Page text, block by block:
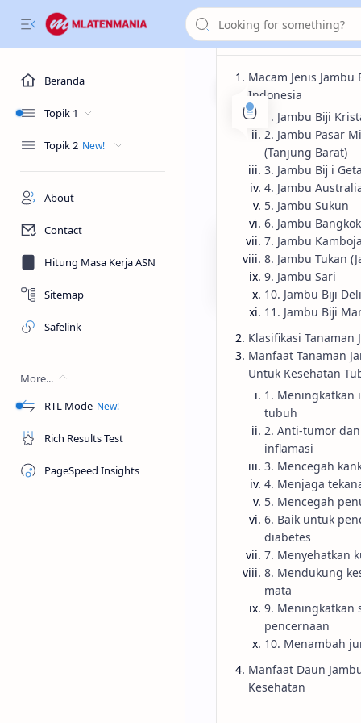
Beranda
Topik 1
Topik 2
About
Contact
Hitung Masa Kerja ASN
Sitemap
Safelink
More...
RTL Mode
Rich Results Test
PageSpeed Insights
Beranda Informasi
Mengenal Lebih Dekat
MlatenMania.com -
tanaman tropis yang
memiliki buah
rasanya asam-manis.
Macam Jenis Jambu
Indonesia
1. Jambu Bĳi
2. Jambu Pasar
(Tanjung Barat)
3. Jambu Bĳ i
4. Jambu
5. Jambu Sukun
6. Jambu Bangkok
7. Jambu Kamboja
8. Jambu Tukan
9. Jambu Sari
10. Jambu Bĳi
11. Jambu Bĳi
Klasifikasi Tanaman
Manfaat Tanaman
Untuk Kesehatan
1. Meningkatkan
tubuh
2. Anti-tumor
inflamasi
3. Mencegah
4. Menjaga
5. Mencegah
6. Baik untuk
diabetes
7. Menyehatkan
8. Mendukung
mata
9. Meningkatkan
pencernaan
10. Menambah
Manfaat Daun
Kesehatan